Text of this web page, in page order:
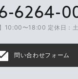
6264-
】10:00〜18:00 定休日：
問い合わせフォーム